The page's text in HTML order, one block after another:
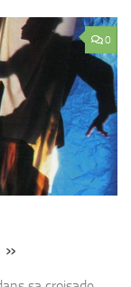
0
»